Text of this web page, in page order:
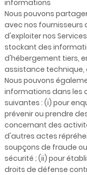
informations
Nous pouvons
avec nos fournisseurs
d'exploiter nos
stockant des
d'hébergement tiers,
assistance technique,
Nous pouvons
informations dans les
suivantes : (i) pour
prévenir ou prendre
concernant des
d'autres actes
soupçons de fraude
sécurité ; (ii) pour
droits de défense